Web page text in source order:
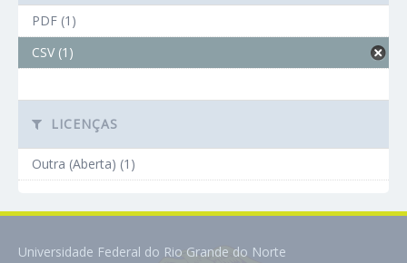
PDF (1)
CSV (1)
LICENÇAS
Outra (Aberta) (1)
Universidade Federal do Rio Grande do Norte